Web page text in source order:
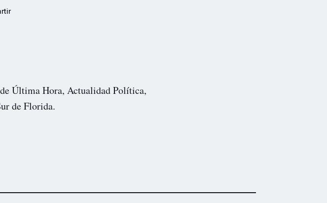
Última Hora, Actualidad Política,
de Florida.